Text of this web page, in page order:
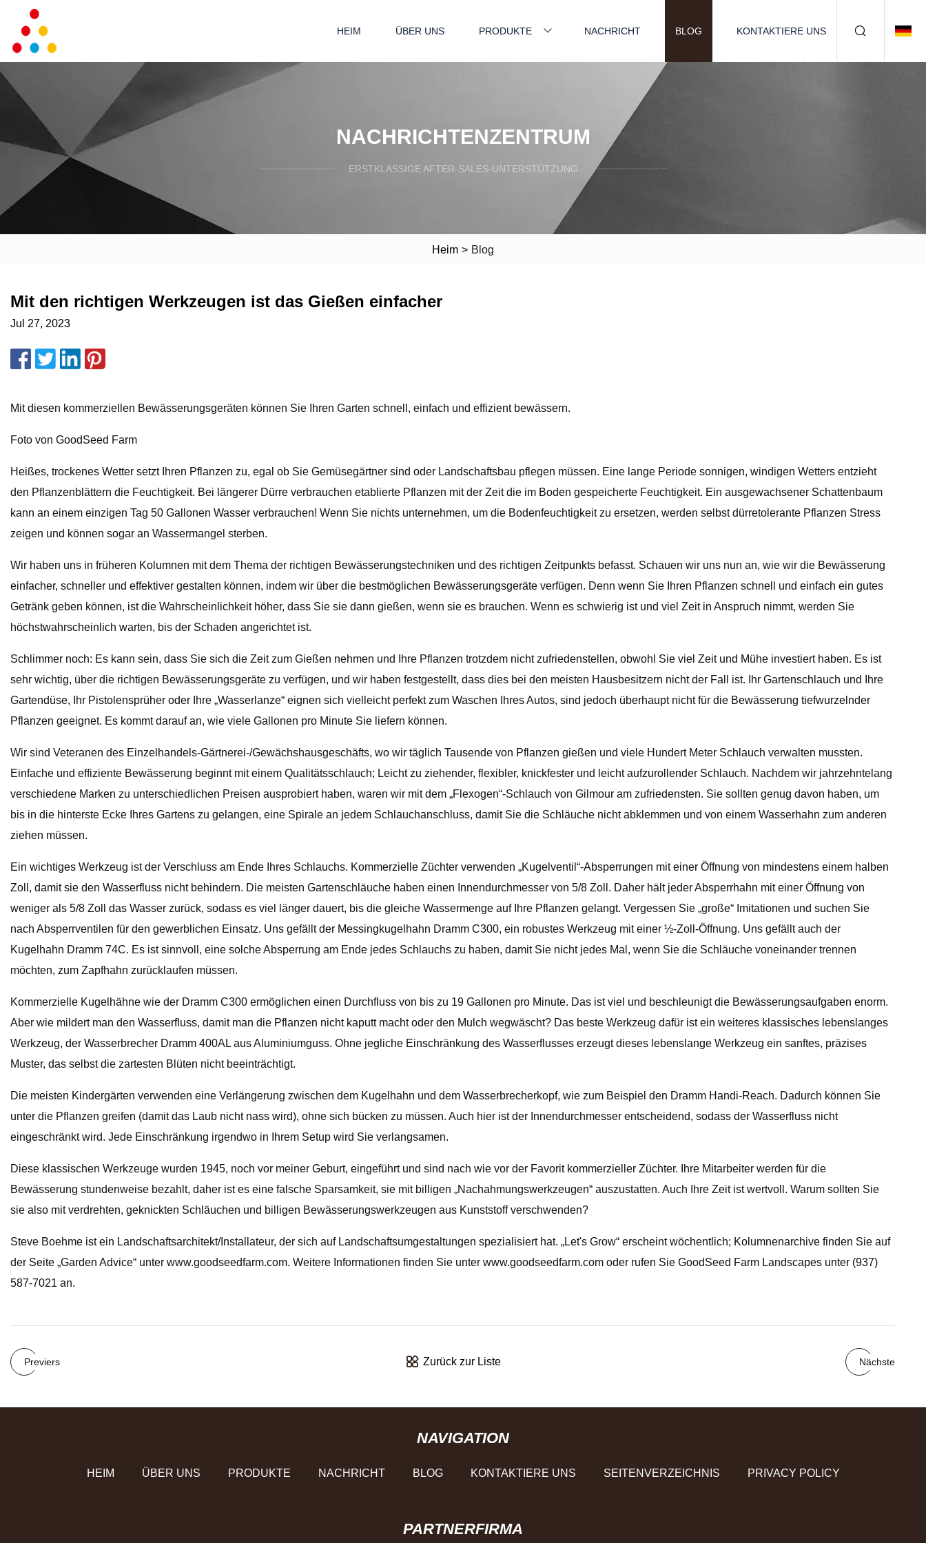
HEIM ÜBER UNS PRODUKTE NACHRICHT BLOG KONTAKTIERE UNS
NACHRICHTENZENTRUM
ERSTKLASSIGE AFTER-SALES-UNTERSTÜTZUNG
Heim > Blog
Mit den richtigen Werkzeugen ist das Gießen einfacher
Jul 27, 2023
Mit diesen kommerziellen Bewässerungsgeräten können Sie Ihren Garten schnell, einfach und effizient bewässern.
Foto von GoodSeed Farm
Heißes, trockenes Wetter setzt Ihren Pflanzen zu, egal ob Sie Gemüsegärtner sind oder Landschaftsbau pflegen müssen. Eine lange Periode sonnigen, windigen Wetters entzieht
den Pflanzenblättern die Feuchtigkeit. Bei längerer Dürre verbrauchen etablierte Pflanzen mit der Zeit die im Boden gespeicherte Feuchtigkeit. Ein ausgewachsener Schattenbaum
kann an einem einzigen Tag 50 Gallonen Wasser verbrauchen! Wenn Sie nichts unternehmen, um die Bodenfeuchtigkeit zu ersetzen, werden selbst dürretolerante Pflanzen Stress
zeigen und können sogar an Wassermangel sterben.
Wir haben uns in früheren Kolumnen mit dem Thema der richtigen Bewässerungstechniken und des richtigen Zeitpunkts befasst. Schauen wir uns nun an, wie wir die Bewässerung
einfacher, schneller und effektiver gestalten können, indem wir über die bestmöglichen Bewässerungsgeräte verfügen. Denn wenn Sie Ihren Pflanzen schnell und einfach ein gutes
Getränk geben können, ist die Wahrscheinlichkeit höher, dass Sie sie dann gießen, wenn sie es brauchen. Wenn es schwierig ist und viel Zeit in Anspruch nimmt, werden Sie
höchstwahrscheinlich warten, bis der Schaden angerichtet ist.
Schlimmer noch: Es kann sein, dass Sie sich die Zeit zum Gießen nehmen und Ihre Pflanzen trotzdem nicht zufriedenstellen, obwohl Sie viel Zeit und Mühe investiert haben. Es ist
sehr wichtig, über die richtigen Bewässerungsgeräte zu verfügen, und wir haben festgestellt, dass dies bei den meisten Hausbesitzern nicht der Fall ist. Ihr Gartenschlauch und Ihre
Gartendüse, Ihr Pistolensprüher oder Ihre „Wasserlanze“ eignen sich vielleicht perfekt zum Waschen Ihres Autos, sind jedoch überhaupt nicht für die Bewässerung tiefwurzelnder
Pflanzen geeignet. Es kommt darauf an, wie viele Gallonen pro Minute Sie liefern können.
Wir sind Veteranen des Einzelhandels-Gärtnerei-/Gewächshausgeschäfts, wo wir täglich Tausende von Pflanzen gießen und viele Hundert Meter Schlauch verwalten mussten.
Einfache und effiziente Bewässerung beginnt mit einem Qualitätsschlauch; Leicht zu ziehender, flexibler, knickfester und leicht aufzurollender Schlauch. Nachdem wir jahrzehntelang
verschiedene Marken zu unterschiedlichen Preisen ausprobiert haben, waren wir mit dem „Flexogen“-Schlauch von Gilmour am zufriedensten. Sie sollten genug davon haben, um
bis in die hinterste Ecke Ihres Gartens zu gelangen, eine Spirale an jedem Schlauchanschluss, damit Sie die Schläuche nicht abklemmen und von einem Wasserhahn zum anderen
ziehen müssen.
Ein wichtiges Werkzeug ist der Verschluss am Ende Ihres Schlauchs. Kommerzielle Züchter verwenden „Kugelventil“-Absperrungen mit einer Öffnung von mindestens einem halben
Zoll, damit sie den Wasserfluss nicht behindern. Die meisten Gartenschläuche haben einen Innendurchmesser von 5/8 Zoll. Daher hält jeder Absperrhahn mit einer Öffnung von
weniger als 5/8 Zoll das Wasser zurück, sodass es viel länger dauert, bis die gleiche Wassermenge auf Ihre Pflanzen gelangt. Vergessen Sie „große“ Imitationen und suchen Sie
nach Absperrventilen für den gewerblichen Einsatz. Uns gefällt der Messingkugelhahn Dramm C300, ein robustes Werkzeug mit einer ½-Zoll-Öffnung. Uns gefällt auch der
Kugelhahn Dramm 74C. Es ist sinnvoll, eine solche Absperrung am Ende jedes Schlauchs zu haben, damit Sie nicht jedes Mal, wenn Sie die Schläuche voneinander trennen
möchten, zum Zapfhahn zurücklaufen müssen.
Kommerzielle Kugelhähne wie der Dramm C300 ermöglichen einen Durchfluss von bis zu 19 Gallonen pro Minute. Das ist viel und beschleunigt die Bewässerungsaufgaben enorm.
Aber wie mildert man den Wasserfluss, damit man die Pflanzen nicht kaputt macht oder den Mulch wegwäscht? Das beste Werkzeug dafür ist ein weiteres klassisches lebenslanges
Werkzeug, der Wasserbrecher Dramm 400AL aus Aluminiumguss. Ohne jegliche Einschränkung des Wasserflusses erzeugt dieses lebenslange Werkzeug ein sanftes, präzises
Muster, das selbst die zartesten Blüten nicht beeinträchtigt.
Die meisten Kindergärten verwenden eine Verlängerung zwischen dem Kugelhahn und dem Wasserbrecherkopf, wie zum Beispiel den Dramm Handi-Reach. Dadurch können Sie
unter die Pflanzen greifen (damit das Laub nicht nass wird), ohne sich bücken zu müssen. Auch hier ist der Innendurchmesser entscheidend, sodass der Wasserfluss nicht
eingeschränkt wird. Jede Einschränkung irgendwo in Ihrem Setup wird Sie verlangsamen.
Diese klassischen Werkzeuge wurden 1945, noch vor meiner Geburt, eingeführt und sind nach wie vor der Favorit kommerzieller Züchter. Ihre Mitarbeiter werden für die
Bewässerung stundenweise bezahlt, daher ist es eine falsche Sparsamkeit, sie mit billigen „Nachahmungswerkzeugen“ auszustatten. Auch Ihre Zeit ist wertvoll. Warum sollten Sie
sie also mit verdrehten, geknickten Schläuchen und billigen Bewässerungswerkzeugen aus Kunststoff verschwenden?
Steve Boehme ist ein Landschaftsarchitekt/Installateur, der sich auf Landschaftsumgestaltungen spezialisiert hat. „Let's Grow“ erscheint wöchentlich; Kolumnenarchive finden Sie auf
der Seite „Garden Advice“ unter www.goodseedfarm.com. Weitere Informationen finden Sie unter www.goodseedfarm.com oder rufen Sie GoodSeed Farm Landscapes unter (937)
587-7021 an.
Previers Zurück zur Liste Nächste
NAVIGATION
HEIM ÜBER UNS PRODUKTE NACHRICHT BLOG KONTAKTIERE UNS SEITENVERZEICHNIS PRIVACY POLICY
PARTNERFIRMA